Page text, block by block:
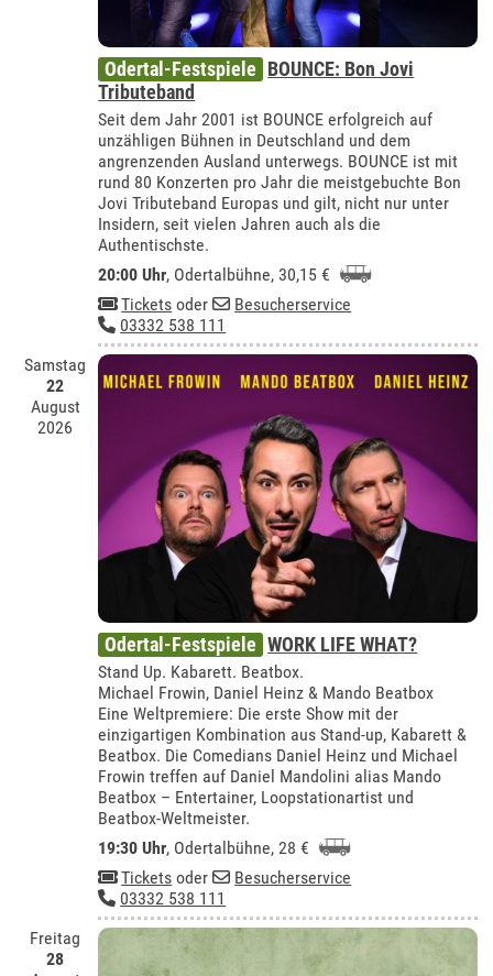
Odertal-Festspiele BOUNCE: Bon Jovi
Tributeband
Seit dem Jahr 2001 ist BOUNCE erfolgreich auf
unzähligen Bühnen in Deutschland und dem
angrenzenden Ausland unterwegs. BOUNCE ist mit
rund 80 Konzerten pro Jahr die meistgebuchte Bon
Jovi Tributeband Europas und gilt, nicht nur unter
Insidern, seit vielen Jahren auch als die
Authentischste.
20:00 Uhr, Odertalbühne, 30,15 €
Tickets oder
Besucherservice
03332 538 111
Samstag
22
August
2026
Odertal-Festspiele WORK LIFE WHAT?
Stand Up. Kabarett. Beatbox.
Michael Frowin, Daniel Heinz & Mando Beatbox
Eine Weltpremiere: Die erste Show mit der
einzigartigen Kombination aus Stand-up, Kabarett &
Beatbox. Die Comedians Daniel Heinz und Michael
Frowin treffen auf Daniel Mandolini alias Mando
Beatbox – Entertainer, Loopstationartist und
Beatbox-Weltmeister.
19:30 Uhr, Odertalbühne, 28 €
Tickets oder
Besucherservice
03332 538 111
Freitag
28